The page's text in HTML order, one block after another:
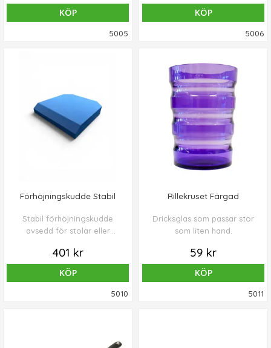
Burken som skall öppnas
placeras på underlägget
och spaden läggs mot
KÖP
5005
KÖP
5006
Förhöjningskudde Stabil
Stabil förhöjningskudde
avsedd för stolar eller
401 kr
KÖP
5010
Rillekruset Färgad
Dricksglas som passar stor
som liten hand.
59 kr
KÖP
5011